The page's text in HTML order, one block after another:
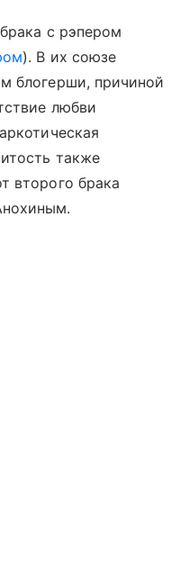
с рэпером
). В их союзе
блогерши, причиной
любви
также
второго брака